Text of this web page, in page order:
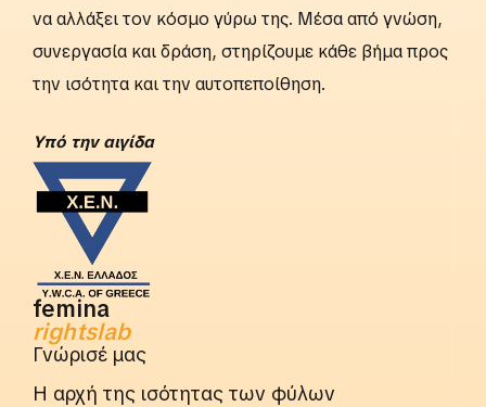
να αλλάξει τον κόσμο γύρω της. Μέσα από γνώση,
συνεργασία και δράση, στηρίζουμε κάθε βήμα προς
την ισότητα και την αυτοπεποίθηση.
Yπό την αιγίδα
femina
rightslab
Γνώρισέ μας
Η αρχή της ισότητας των φύλων